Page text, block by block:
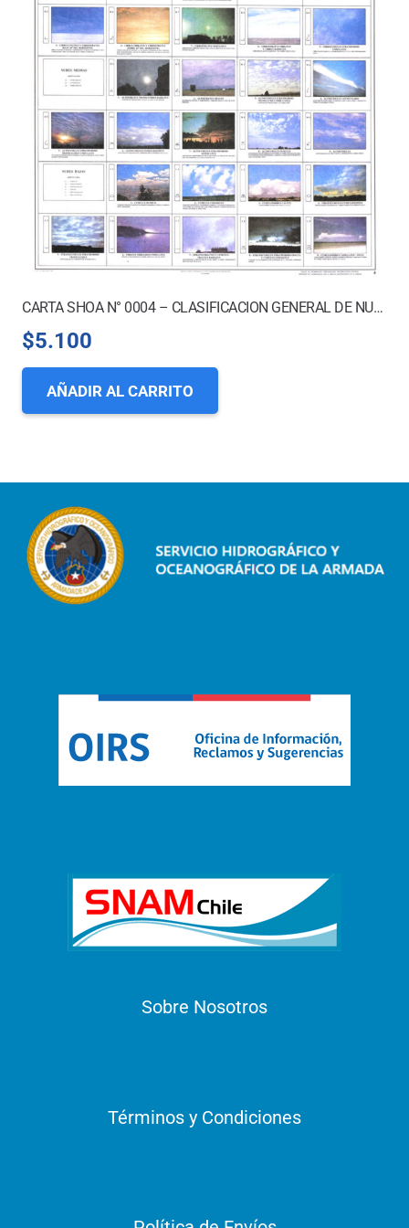
CARTA SHOA N° 0004 – CLASIFICACION GENERAL DE NUBES
$5.100
AÑADIR AL CARRITO
Sobre Nosotros
Términos y Condiciones